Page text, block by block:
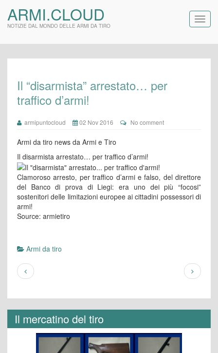
ARMI.CLOUD
NOTIZIE DAL MONDO DELLE ARMI DA TIRO
Il “disarmista” arrestato… per
traffico d’armi!
armipuntocloud 02 Nov 2016 No comment
Armi da tiro news da Armi e Tiro
Il disarmista arrestato… per traffico d’armi!
Clamoroso arresto, per traffico d’armi e falso, del direttore
del Banco di prova di Liegi: era uno dei più “focosi”
sostenitori delle limitazioni europee ai cittadini possessori di
armi!
Source: armietiro
Armi da tiro
Il mercatino del tiro